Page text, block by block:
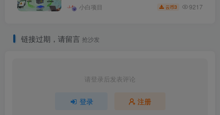
小白项目 云币3 9217
链接过期，请留言 抢沙发
请登录后发表评论
登录 注册